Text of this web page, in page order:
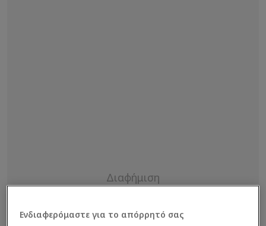
Ενδιαφερόμαστε για το απόρρητό σας